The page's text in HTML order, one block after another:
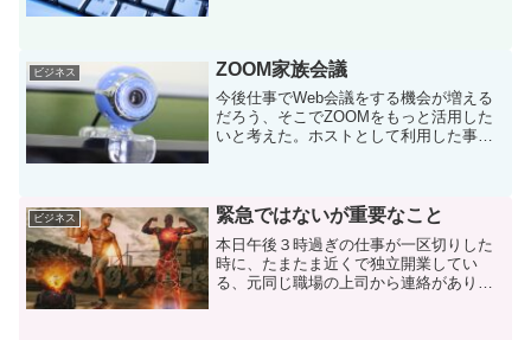
た。Anker ウルトラス...
ビジネス ZOOM家族会議
今後仕事でWeb会議をする機会が増える
だろう、そこでZOOMをもっと活用した
いと考えた。ホストとして利用した事が
伝えても、話がか...
ビジネス 緊急ではないが重要なこと
本日午後３時過ぎの仕事が一区切りした
時に、たまたま近くで独立開業してい
る、元同じ職場の上司から連絡があり、